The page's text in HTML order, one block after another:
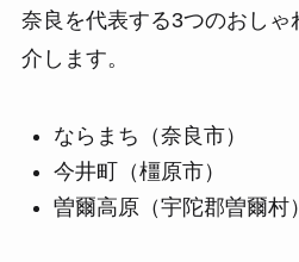
奈良を代表する3つのおしゃ
介します。
ならまち（奈良市）
今井町（橿原市）
曽爾高原（宇陀郡曽爾村）